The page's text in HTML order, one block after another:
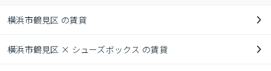
横浜市鶴見区 の賃貸
横浜市鶴見区 × シューズボックス の賃貸